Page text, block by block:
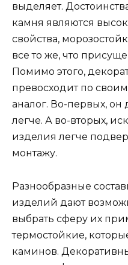
выделяет.
камня являются
свойства,
все то же, что
Помимо этого,
превосходит по
аналог. Во-первых, он
легче. А во-вторых,
изделия легче
монтажу.
Разнообразные
изделий дают
выбрать сферу их
термостойкие,
каминов.